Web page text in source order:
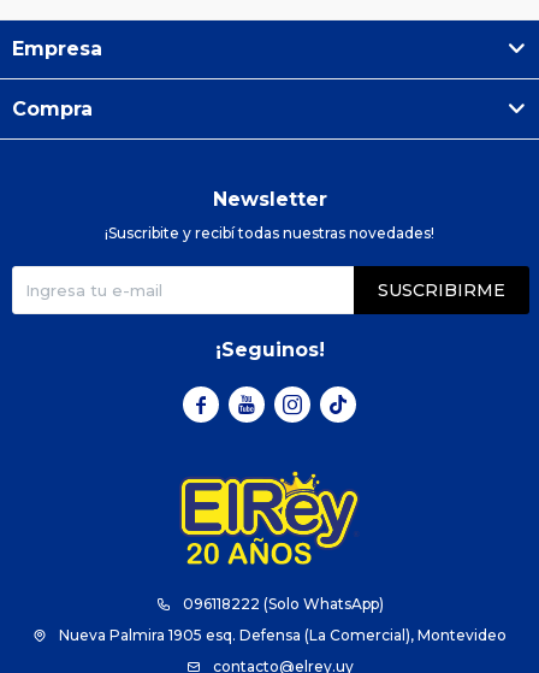
096118222 (Solo WhatsApp)
Nueva Palmira 1905 esq. Defensa (La Comercial), Montevideo
contacto@elrey.uy
Empresa
Compra
Newsletter
¡Suscribite y recibí todas nuestras novedades!
SUSCRIBIRME
¡Seguinos!
  